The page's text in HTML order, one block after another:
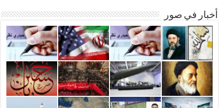
أخبار في صور